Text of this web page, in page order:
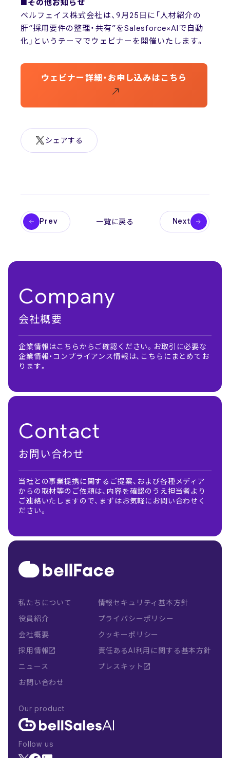
■その他お知らせ
ベルフェイス株式会社は、9月25日に「人材紹介の
肝“採用要件の整理・共有”をSalesforce×AIで自動
化」というテーマでウェビナーを開催いたします。
ウェビナー詳細・お申し込みはこちら
シェアする
Prev 一覧に戻る Next
Company
会社概要
企業情報はこちらからご確認ください。お取引に必要な
企業情報・コンプライアンス情報は、こちらにまとめてお
ります。
Contact
お問い合わせ
当社との事業提携に関するご提案、および各種メディア
からの取材等のご依頼は、内容を確認のうえ担当者より
ご連絡いたしますので、まずはお気軽にお問い合わせく
ださい。
私たちについて
役員紹介
会社概要
採用情報
ニュース
お問い合わせ
情報セキュリティ基本方針
プライバシーポリシー
クッキーポリシー
責任あるAI利用に関する基本方針
プレスキット
Our product
Follow us